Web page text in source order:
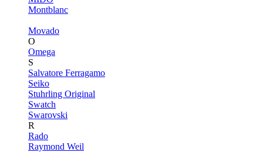
Montblanc
Movado
O
Omega
S
Salvatore Ferragamo
Seiko
Stuhrling Original
Swatch
Swarovski
R
Rado
Raymond Weil